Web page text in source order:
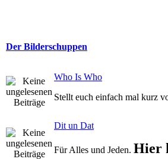
Der Bilderschuppen
Who Is Who
Stellt euch einfach mal kurz
Dit un Dat
Für Alles und Jeden. Hier